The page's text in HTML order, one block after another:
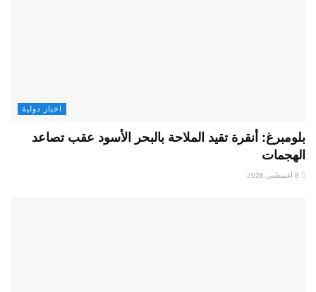
اخبار دولية
بلومبرغ: أنقرة تقيد الملاحة بالبحر الأسود عقب تصاعد
الهجمات